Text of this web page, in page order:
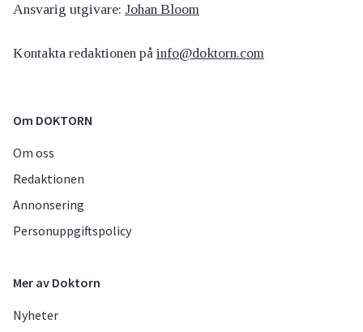
Ansvarig utgivare: Johan Bloom
Kontakta redaktionen på info@doktorn.com
Om DOKTORN
Om oss
Redaktionen
Annonsering
Personuppgiftspolicy
Mer av Doktorn
Nyheter